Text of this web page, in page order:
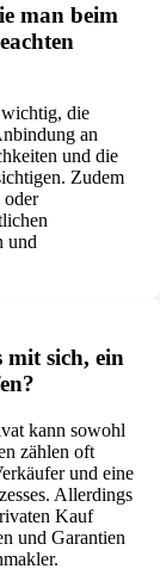
man beim
die
an
und die
Zudem
oder
und
mit sich, ein
kann sowohl
zählen oft
und eine
Allerdings
Kauf
und Garantien